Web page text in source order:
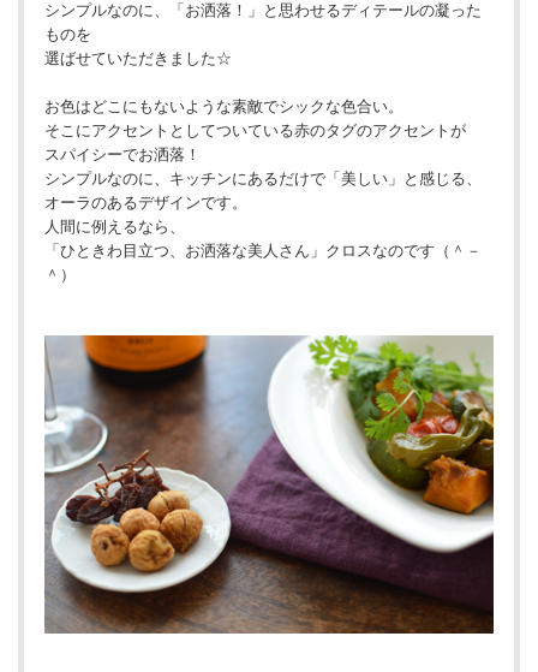
シンプルなのに、「お洒落！」と思わせるディテールの凝った
ものを
選ばせていただきました☆
お色はどこにもないような素敵でシックな色合い。
そこにアクセントとしてついている赤のタグのアクセントが
スパイシーでお洒落！
シンプルなのに、キッチンにあるだけで「美しい」と感じる、
オーラのあるデザインです。
人間に例えるなら、
「ひときわ目立つ、お洒落な美人さん」クロスなのです（＾－
＾）